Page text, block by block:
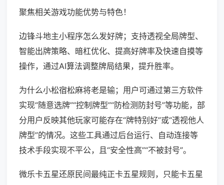
聚焦相关游戏功能优势与特色！
边锋斗地主小程序怎么发好牌；支持透视全局牌型、
智能出牌策略、暗杠优化、提高好牌率及快速自摸等
操作，通过AI算法调整牌局结果，提升胜率。
为什么小松宿松麻将老是输；用户可通过第三方软件
实现“随意选牌”“控制牌型”“防检测防封号”等功能，部
分用户反映其他玩家可能存在“牌特别好”或“透视他人
牌型”的情况。这些工具通过后台运行、自动连接等
技术手段实现不平公，且“安全性高”“不被封号”。
微乐卡五星还原民间最纯正卡五星规则，只能卡五星